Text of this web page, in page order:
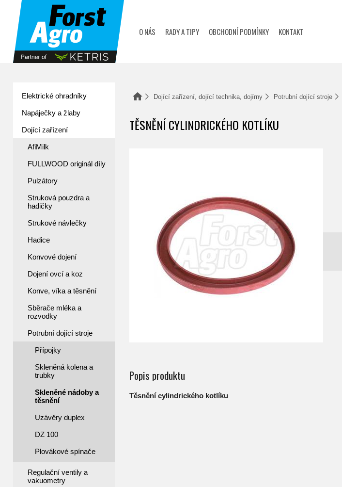
O NÁS RADY A TIPY OBCHODNÍ PODMÍNKY KONTAKT
zobrazit obsah košíku
Domů Dojící zařízení, dojící technika, dojírny Potrubní dojící stroje
TĚSNĚNÍ CYLINDRICKÉHO KOTLÍKU
Popis produktu
Těsnění cylindrického kotlíku
Elektrické ohradníky
Napáječky a žlaby
Dojící zařízení
AfiMilk
FULLWOOD originál díly
Pulzátory
Struková pouzdra a
hadičky
Strukové návlečky
Hadice
Konvové dojení
Dojení ovcí a koz
Konve, víka a těsnění
Sběrače mléka a
rozvodky
Potrubní dojící stroje
Přípojky
Skleněná kolena a
trubky
Skleněné nádoby a
těsnění
Uzávěry duplex
DZ 100
Plovákové spínače
Regulační ventily a
vakuometry